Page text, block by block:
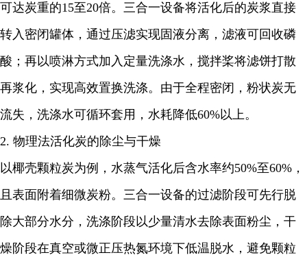
可达炭重的15至20倍。三合一设备将活化后的炭浆直接
转入密闭罐体，通过压滤实现固液分离，滤液可回收磷
酸；再以喷淋方式加入定量洗涤水，搅拌桨将滤饼打散
再浆化，实现高效置换洗涤。由于全程密闭，粉状炭无
流失，洗涤水可循环套用，水耗降低60%以上。
2. 物理法活化炭的除尘与干燥
以椰壳颗粒炭为例，水蒸气活化后含水率约50%至60%，
且表面附着细微炭粉。三合一设备的过滤阶段可先行脱
除大部分水分，洗涤阶段以少量清水去除表面粉尘，干
燥阶段在真空或微正压热氮环境下低温脱水，避免颗粒